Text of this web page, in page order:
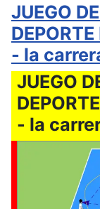
JUEGO
- la
JUEGO
- la